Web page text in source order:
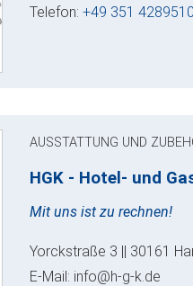
Telefon:+49 351
AUSSTATTUNG UND
HGK - Hotel- und
Mit uns ist zu rechnen!
Yorckstraße 3 || 30161
E-Mail: info@h-g-k.de